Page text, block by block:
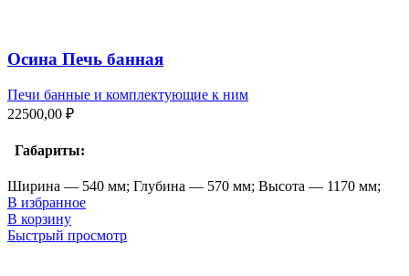
Осина Печь банная
Печи банные и комплектующие к ним
22500,00 ₽
Габариты:
Ширина — 540 мм; Глубина — 570 мм; Высота — 1170 мм;
В избранное
В корзину
Быстрый просмотр